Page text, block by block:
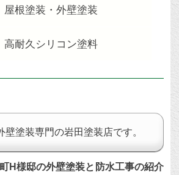
屋根塗装・外壁塗装
高耐久シリコン塗料
壁塗装専門の岩田塗装店です。
H様邸の外壁塗装と防水工事の紹介